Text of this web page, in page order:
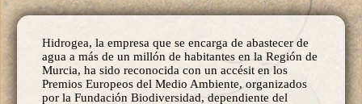
Hidrogea, la empresa que se encarga de abastecer de
agua a más de un millón de habitantes en la Región de
Murcia, ha sido reconocida con un accésit en los
Premios Europeos del Medio Ambiente, organizados
por la Fundación Biodiversidad, dependiente del